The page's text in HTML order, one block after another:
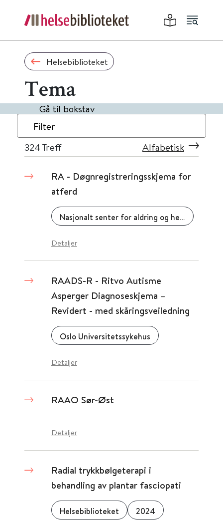
Helsebiblioteket
Tema
Gå til bokstav
Filter
324 Treff Alfabetisk
RA - Døgnregistreringsskjema for
atferd
Nasjonalt senter for aldring og helse
Detaljer
RAADS-R - Ritvo Autisme
Asperger Diagnoseskjema –
Revidert - med skåringsveiledning
Oslo Universitetssykehus
Detaljer
RAAO Sør-Øst
Detaljer
Radial trykkbølgeterapi i
behandling av plantar fasciopati
Helsebiblioteket 2024